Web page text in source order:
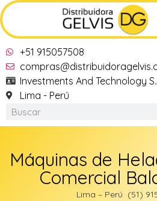
+51 915057508
Investments And Technology
Lima - Perú
Máquinas de
Comercial
Lima – Perú (51)